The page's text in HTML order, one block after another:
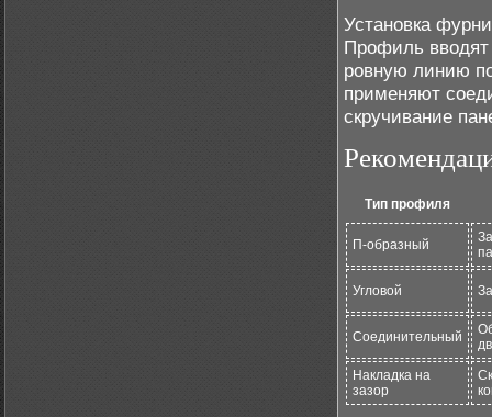
Установка
Профиль вводят
ровную линию
применяют
скручивание
Тип профиля
П-образный
Угловой
Соединительный
Накладка на
зазор